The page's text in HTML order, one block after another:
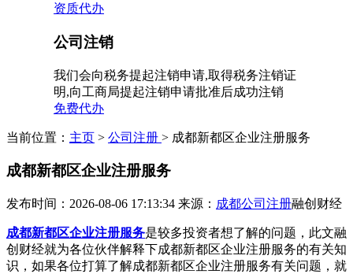
资质代办
公司注销
我们会向税务提起注销申请,取得税务注销证
明,向工商局提起注销申请批准后成功注销
免费代办
当前位置： 主页 > 公司注册 > 成都新都区企业注册服务
成都新都区企业注册服务
发布时间：2026-08-06 17:13:34 来源： 成都公司注册融创财经
成都新都区企业注册服务是较多投资者想了解的问题，此文融
创财经就为各位伙伴解释下成都新都区企业注册服务的有关知
识，如果各位打算了解成都新都区企业注册服务有关问题，就